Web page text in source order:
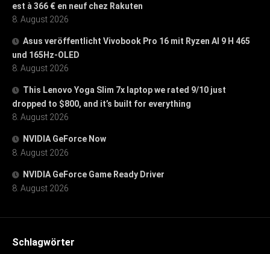
est à 366 € en neuf chez Rakuten
8. August 2026
Asus veröffentlicht Vivobook Pro 16 mit Ryzen AI 9 H 465
und 165Hz-OLED
8. August 2026
This Lenovo Yoga Slim 7x laptop we rated 9/10 just
dropped to $800, and it’s built for everything
8. August 2026
NVIDIA GeForce Now
8. August 2026
NVIDIA GeForce Game Ready Driver
8. August 2026
Schlagwörter